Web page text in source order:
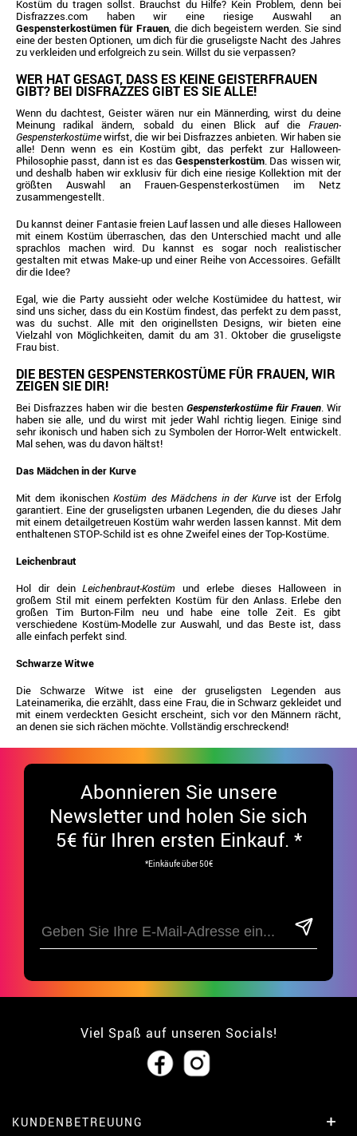
Kostüm du tragen sollst. Brauchst du Hilfe? Kein Problem, denn bei
Disfrazzes.com haben wir eine riesige Auswahl an
Gespensterkostümen für Frauen , die dich begeistern werden. Sie sind
eine der besten Optionen, um dich für die gruseligste Nacht des Jahres
zu verkleiden und erfolgreich zu sein. Willst du sie verpassen?
WER HAT GESAGT, DASS ES KEINE GEISTERFRAUEN
GIBT? BEI DISFRAZZES GIBT ES SIE ALLE!
Wenn du dachtest, Geister wären nur ein Männerding, wirst du deine
Meinung radikal ändern, sobald du einen Blick auf die Frauen-
Gespensterkostümewirfst, die wir bei Disfrazzes anbieten. Wir haben sie
alle! Denn wenn es ein Kostüm gibt, das perfekt zur Halloween-
Philosophie passt, dann ist es das Gespensterkostüm . Das wissen wir,
und deshalb haben wir exklusiv für dich eine riesige Kollektion mit der
größten Auswahl an Frauen-Gespensterkostümen im Netz
zusammengestellt.
Du kannst deiner Fantasie freien Lauf lassen und alle dieses Halloween
mit einem Kostüm überraschen, das den Unterschied macht und alle
sprachlos machen wird. Du kannst es sogar noch realistischer
gestalten mit etwas Make-up und einer Reihe von Accessoires. Gefällt
dir die Idee?
Egal, wie die Party aussieht oder welche Kostümidee du hattest, wir
sind uns sicher, dass du ein Kostüm findest, das perfekt zu dem passt,
was du suchst. Alle mit den originellsten Designs, wir bieten eine
Vielzahl von Möglichkeiten, damit du am 31. Oktober die gruseligste
Frau bist.
DIE BESTEN GESPENSTERKOSTÜME FÜR FRAUEN, WIR
ZEIGEN SIE DIR!
Bei Disfrazzes haben wir die besten Gespensterkostüme für Frauen. Wir
haben sie alle, und du wirst mit jeder Wahl richtig liegen. Einige sind
sehr ikonisch und haben sich zu Symbolen der Horror-Welt entwickelt.
Mal sehen, was du davon hältst!
Das Mädchen in der Kurve
Mit dem ikonischenKostüm des Mädchens in der Kurveist der Erfolg
garantiert. Eine der gruseligsten urbanen Legenden, die du dieses Jahr
mit einem detailgetreuen Kostüm wahr werden lassen kannst. Mit dem
enthaltenen STOP-Schild ist es ohne Zweifel eines der Top-Kostüme.
Leichenbraut
Hol dir deinLeichenbraut-Kostüm und erlebe dieses Halloween in
großem Stil mit einem perfekten Kostüm für den Anlass. Erlebe den
großen Tim Burton-Film neu und habe eine tolle Zeit. Es gibt
verschiedene Kostüm-Modelle zur Auswahl, und das Beste ist, dass
alle einfach perfekt sind.
Schwarze Witwe
Die Schwarze Witwe ist eine der gruseligsten Legenden aus
Lateinamerika, die erzählt, dass eine Frau, die in Schwarz gekleidet und
mit einem verdeckten Gesicht erscheint, sich vor den Männern rächt,
an denen sie sich rächen möchte. Vollständig erschreckend!
Abonnieren Sie unsere
Newsletter und holen Sie sich
5€ für Ihren ersten Einkauf. *
*Einkäufe über 50€
Viel Spaß auf unseren Socials!
KUNDENBETREUUNG